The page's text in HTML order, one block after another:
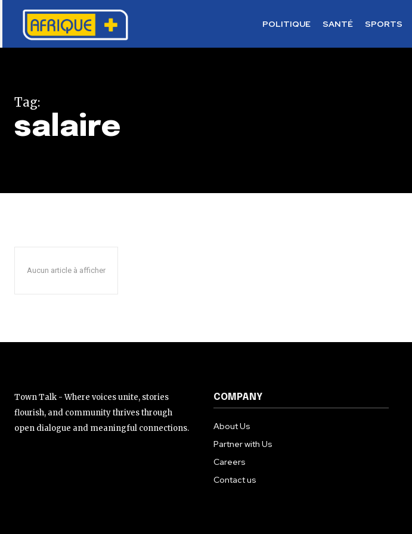
POLITIQUE SANTÉ SPORTS
Tag:
salaire
Aucun article à afficher
Town Talk - Where voices unite, stories
flourish, and community thrives through
open dialogue and meaningful connections.
COMPANY
About Us
Partner with Us
Careers
Contact us